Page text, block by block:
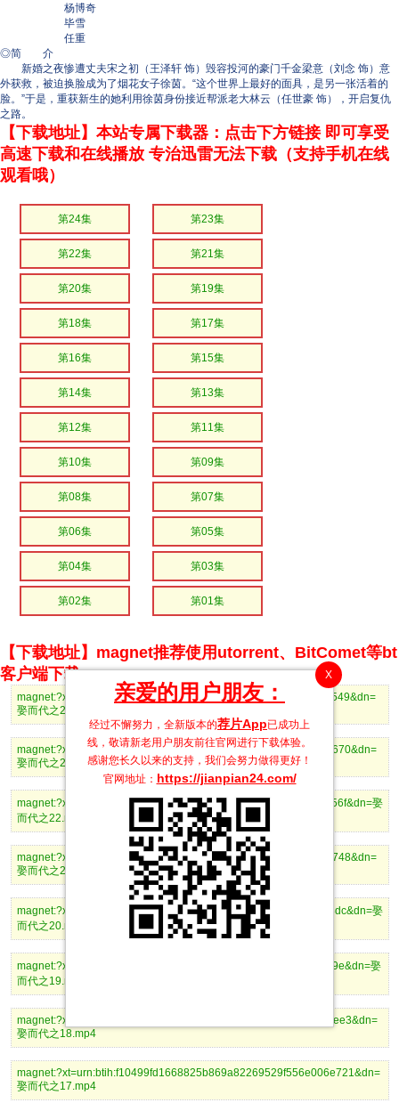
X
亲爱的用户朋友：
经过不懈努力，全新版本的荐片App已成功上
线，敬请新老用户朋友前往官网进行下载体验。
感谢您长久以来的支持，我们会努力做得更好！
官网地址： https://jianpian24.com/
杨博奇
毕雪
任重
◎简 介
新婚之夜惨遭丈夫宋之初（王泽轩 饰）毁容投河的豪门千金梁意（刘念 饰）意
外获救，被迫换脸成为了烟花女子徐茵。“这个世界上最好的面具，是另一张活着的
脸。”于是，重获新生的她利用徐茵身份接近帮派老大林云（任世豪 饰），开启复仇
之路。
【下载地址】本站专属下载器：点击下方链接 即可享受
高速下载和在线播放 专治迅雷无法下载（支持手机在线
观看哦）
第24集 第23集
第22集 第21集
第20集 第19集
第18集 第17集
第16集 第15集
第14集 第13集
第12集 第11集
第10集 第09集
第08集 第07集
第06集 第05集
第04集 第03集
第02集 第01集
【下载地址】magnet推荐使用utorrent、BitComet等bt
客户端下载
magnet:?xt=urn:btih:2f5ddfa403919d1c020b2da12894f0e5fb7bb549&dn=
娶而代之24.mp4
magnet:?xt=urn:btih:a2d95da5bd9a683215019a466ffefe5fe39b7670&dn=
娶而代之23.mp4
magnet:?xt=urn:btih:cd66dd9333dbeabcccf8806ca89f9ed0f841b56f&dn=娶
而代之22.mp4
magnet:?xt=urn:btih:c119660e1dbfbda6f918f51dacda8068bb8dc748&dn=
娶而代之21.mp4
magnet:?xt=urn:btih:913596e81fefe9d1f6ba3c11caf85708dc0398dc&dn=娶
而代之20.mp4
magnet:?xt=urn:btih:8f582c2d155836f64fc09fb5e59817c5e01feb9e&dn=娶
而代之19.mp4
magnet:?xt=urn:btih:f58a948b82cdc12f619731d818921c3fd3e79ee3&dn=
娶而代之18.mp4
magnet:?xt=urn:btih:f10499fd1668825b869a82269529f556e006e721&dn=
娶而代之17.mp4